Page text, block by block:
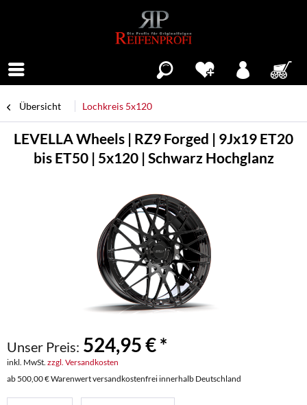
Übersicht Lochkreis 5x120
LEVELLA Wheels | RZ9 Forged | 9Jx19 ET20
bis ET50 | 5x120 | Schwarz Hochglanz
Unser Preis: 524,95 € *
inkl. MwSt. zzgl. Versandkosten
ab 500,00 € Warenwert versandkostenfrei innerhalb Deutschland